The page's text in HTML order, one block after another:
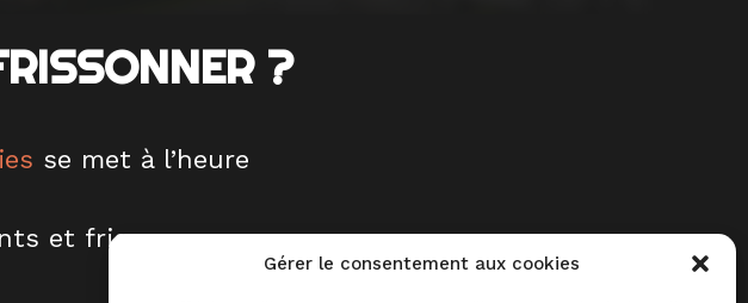
Gérer le consentement aux cookies
?
se met à l’heure
et frissons